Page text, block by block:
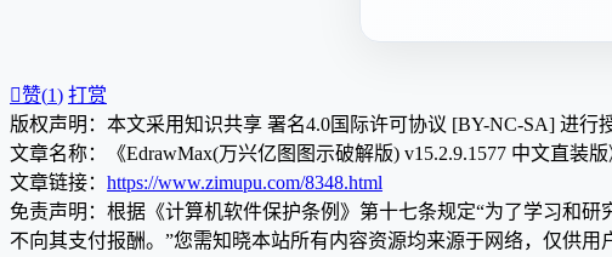
赞(1) 打赏
版权声明：本文采用知识共享 署名4.0国际许可协议 [BY-NC-SA] 进行
文章名称：《EdrawMax(万兴亿图图示破解版) v15.2.9.1577 中文直装版
文章链接： https://www.zimupu.com/8348.html
免责声明：根据《计算机软件保护条例》第十七条规定“为了学习和
不向其支付报酬。”您需知晓本站所有内容资源均来源于网络，仅供